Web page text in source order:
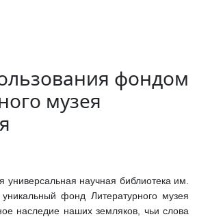
фондом
музея
универсальная научная библиотека им.
фонд Литературного музея
наследие наших земляков, чьи слова